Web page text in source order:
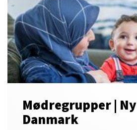
Mødregrupper |
Danmark